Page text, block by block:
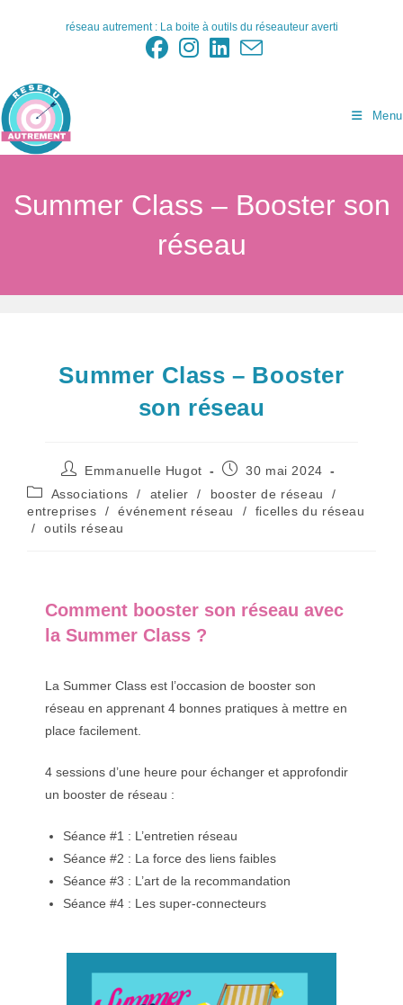
réseau autrement : La boite à outils du réseauteur averti
Menu
Summer Class – Booster son
réseau
Summer Class – Booster
son réseau
Auteur/autrice
la
publication :
Emmanuelle Hugot
Publication
30 mai 2024
Post
category:
Associations / atelier / booster de réseau
/
entreprises
/ événement réseau /
ficelles du réseau
/
outils réseau
Comment booster son réseau avec
la Summer Class ?
La Summer Class est l’occasion de booster son
réseau en apprenant 4 bonnes pratiques à mettre en
place facilement.
4 sessions d’une heure pour échanger et approfondir
un booster de réseau :
Séance #1 : L’entretien réseau
Séance #2 : La force des liens faibles
Séance #3 : L’art de la recommandation
Séance #4 : Les super-connecteurs